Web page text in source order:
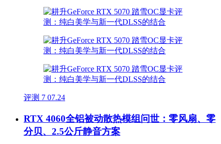
评测 7 07.24
RTX 4060全铝被动散热模组问世：零风扇、零
分贝、2.5公斤静音方案